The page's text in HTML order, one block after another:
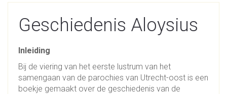
Geschiedenis Aloysius
Inleiding
Bij de viering van het eerste lustrum van het
samengaan van de parochies van Utrecht-oost is een
boekje gemaakt over de geschiedenis van de